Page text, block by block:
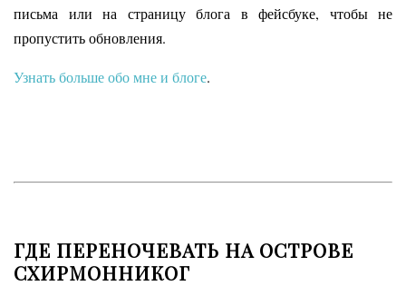
письма или на страницу блога в фейсбуке, чтобы не
пропустить обновления.
Узнать больше обо мне и блоге.
ГДЕ ПЕРЕНОЧЕВАТЬ НА ОСТРОВЕ
СХИРМОННИКОГ